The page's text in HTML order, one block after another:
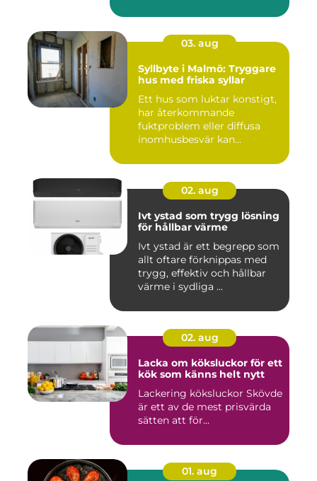
03. aug
Syllbyte i Malmö: Tryggare
hus med friska syllar
Ett hus som luktar konstigt,
har återkommande
fuktproblem eller diffusa
inomhusbesvär kan...
02. aug
Ivt ystad som trygg lösning
för hållbar värme
Ivt ystad är ett begrepp som
allt oftare förknippas med
trygg, effektiv och hållbar
värme i sydliga ...
02. aug
Lacka om köksluckor för ett
kök som känns helt nytt
Lackering köksluckor Skövde
är ett av de mest prisvärda
sätten att för...
01. aug